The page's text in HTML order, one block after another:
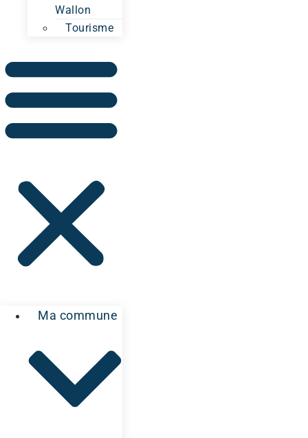
Wallon
Tourisme
Ma commune